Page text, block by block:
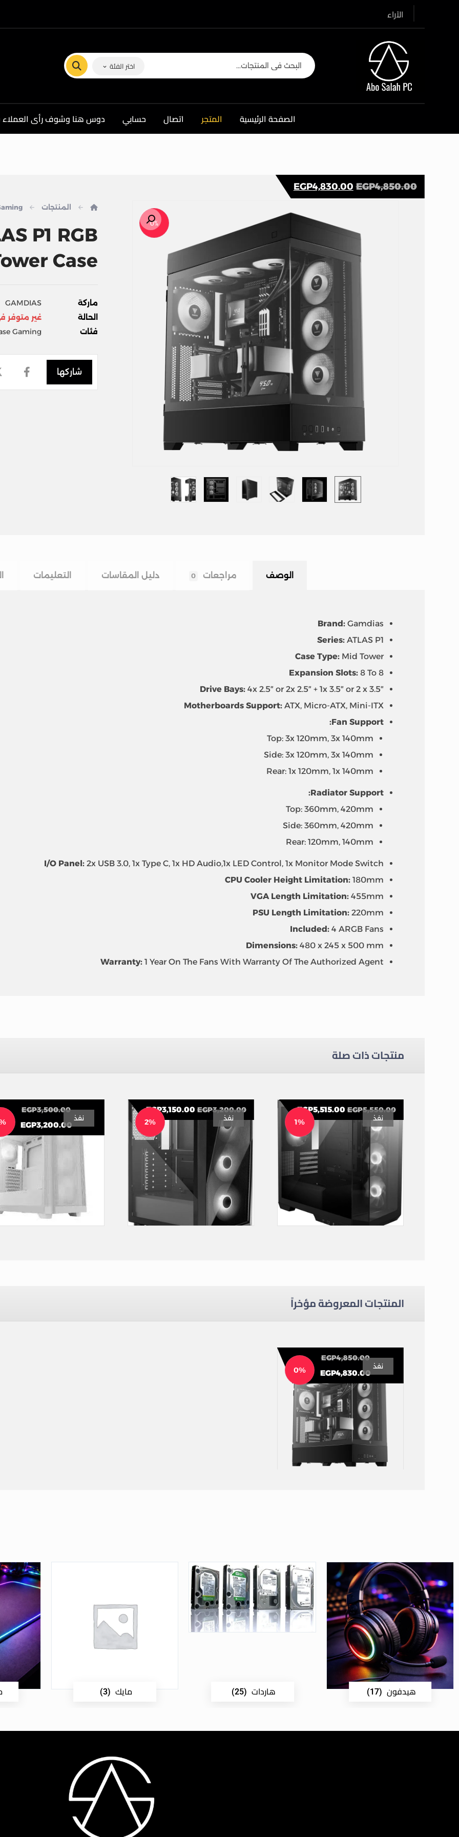
الآراء
اختر الفئة
الصفحة الرئيسية المتجر اتصال حسابي دوس هنا وشوف رأى العملاء
تكبير الصورة 0%
المنتجات
P1 RGB
Case
EGP4,850.00
EGP4,830.00
ماركة
GAMDIAS
الحالة
غير متوفر
فئات
Gaming
الوصف مراجعات 0 دليل المقاسات التعليمات
Brand: Gamdias
Series:ATLAS P1
Case Type:Mid Tower
Expansion Slots: 8 To 8
Drive Bays: 4x 2.5″ or 2x 2.5″ + 1x 3.5″ or 2 x 3.5″
Motherboards Support: ATX, Micro-ATX, Mini-ITX
Fan Support:
Top: 3x 120mm, 3x 140mm
Side: 3x 120mm, 3x 140mm
Rear: 1x 120mm, 1x 140mm
Radiator Support:
Top: 360mm, 420mm
Side: 360mm, 420mm
Rear: 120mm, 140mm
I/O Panel: 2x USB 3.0, 1x Type C, 1x HD Audio,1x LED Control, 1x Monitor Mode Switch
CPU Cooler Height Limitation: 180mm
VGA Length Limitation: 455mm
PSU Length Limitation: 220mm
Included: 4 ARGB Fans
Dimensions: 480 x 245 x 500 mm
Warranty: 1 Year On The Fans With Warranty Of The Authorized Agent
منتجات ذات صلة
EGP5,550.00
EGP5,515.00
نفذ 1%
EGP3,200.00
EGP3,150.00
نفذ 2%
EGP3,500.00
EGP3,200.00
نفذ
المنتجات المعروضة مؤخراً
EGP4,850.00
EGP4,830.00
نفذ 0%
هيدفون (17) هاردات (25) مايك (3)